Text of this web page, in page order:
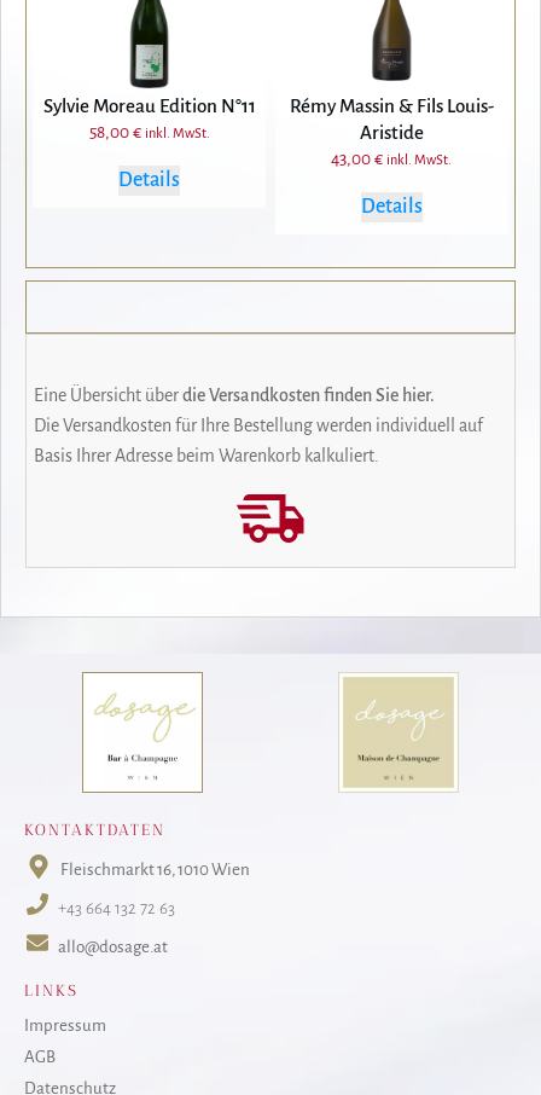
Sylvie Moreau Edition N°11
58,00 € inkl. MwSt.
Details
Rémy Massin & Fils Louis-
Aristide
43,00€ inkl. MwSt.
Details
Eine Übersicht überdie Versandkosten finden Sie hier.
Die Versandkosten für Ihre Bestellung werden individuell auf
Basis Ihrer Adresse beim Warenkorb kalkuliert.
KONTAKTDATEN
Fleischmarkt 16 , 1010 Wien
+43 664 132 72 63
allo@dosage.at
LINKS
Impressum
AGB
Datenschutz